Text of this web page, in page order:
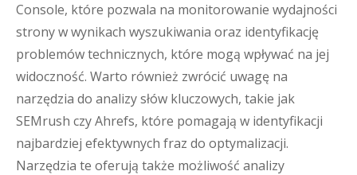
Console, które pozwala na monitorowanie wydajności
strony w wynikach wyszukiwania oraz identyfikację
problemów technicznych, które mogą wpływać na jej
widoczność. Warto również zwrócić uwagę na
narzędzia do analizy słów kluczowych, takie jak
SEMrush czy Ahrefs, które pomagają w identyfikacji
najbardziej efektywnych fraz do optymalizacji.
Narzędzia te oferują także możliwość analizy